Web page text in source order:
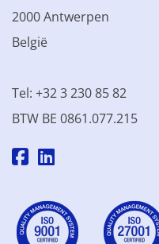
2000 Antwerpen
België
Tel: +32 3 230 85 82
BTW BE 0861.077.215